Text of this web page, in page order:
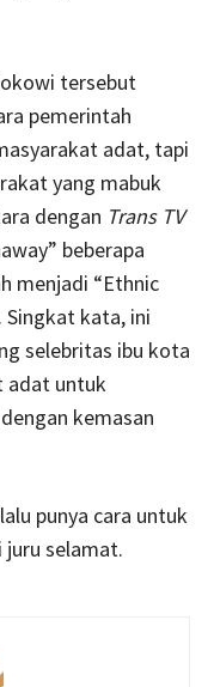
tersebut
pemerintah
adat, tapi
yang mabuk
dengan Trans TV
beberapa
menjadi “Ethnic
Singkat kata, ini
selebritas ibu kota
adat untuk
kemasan
punya cara untuk
selamat.